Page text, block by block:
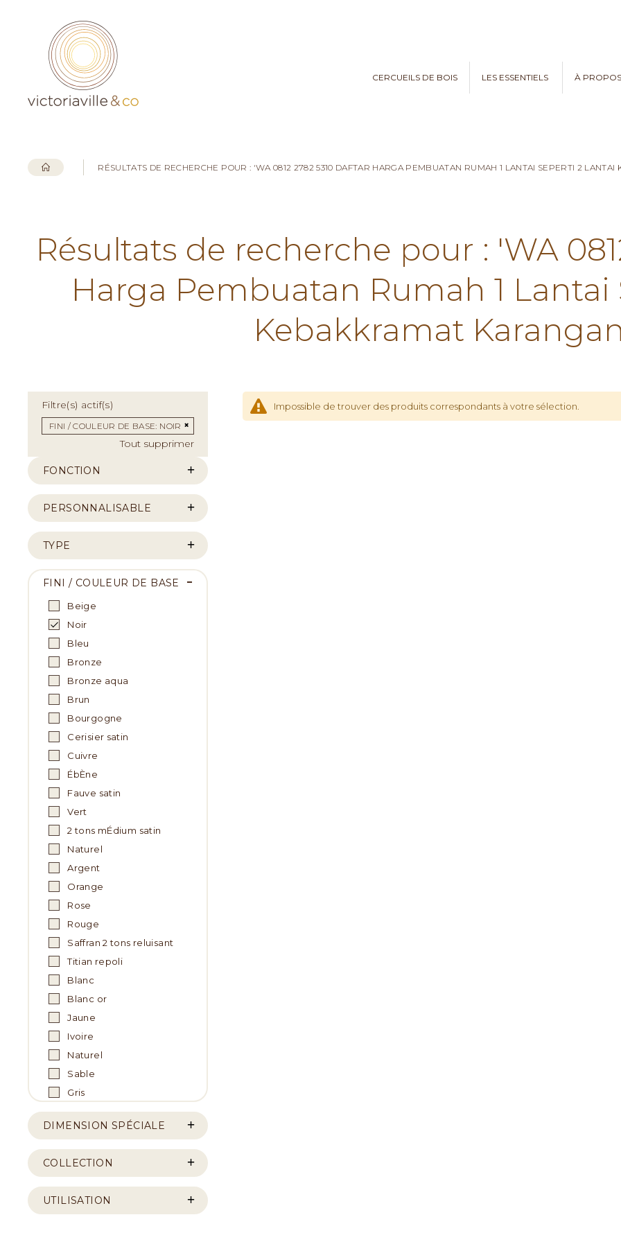
CERCUEILS DE BOIS LES ESSENTIELS À PROPOS
RÉSULTATS DE RECHERCHE POUR : 'WA 0812 2782 5310 DAFTAR HARGA PEMBUATAN RUMAH 1 LANTAI SEPERTI 2
Résultats de recherche pour : 'WA
Harga Pembuatan Rumah 1
Kebakkramat
Impossible de trouver des produits correspondants à votre sélection.
Filtre(s) actif(s)
FINI / COULEUR DE BASE NOIR Supprimer cet Élément
Tout supprimer
FONCTION
PERSONNALISABLE
TYPE
FINI / COULEUR DE BASE
Beige
Noir
Bleu
Bronze
Bronze aqua
Brun
Bourgogne
Cerisier satin
Cuivre
ÉbÈne
Fauve satin
Vert
2 tons mÉdium satin
Naturel
Argent
Orange
Rose
Rouge
Saffran 2 tons reluisant
Titian repoli
Blanc
Blanc or
Jaune
Ivoire
Naturel
Sable
Gris
DIMENSION SPÉCIALE
COLLECTION
UTILISATION